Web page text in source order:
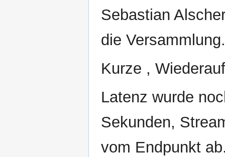
Sebastian
die Versammlung.
Kurze ,
Latenz wurde
Sekunden,
vom Endpunkt